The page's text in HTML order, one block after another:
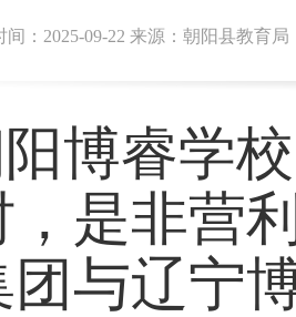
间：2025-09-22 来源：朝阳县教育局
博睿学
，是非营
团与辽宁